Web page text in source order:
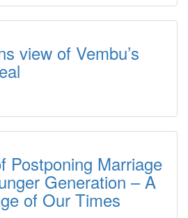
view of Vembu’s
Postponing Marriage
Generation – A
of Our Times